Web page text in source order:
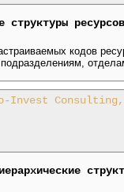
структуры
кодов
Invest